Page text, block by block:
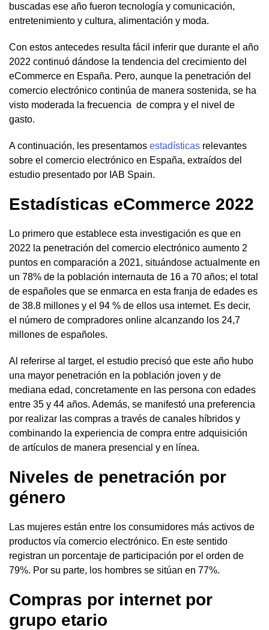
buscadas ese año fueron tecnología y comunicación,
entretenimiento y cultura, alimentación y moda.
Con estos antecedes resulta fácil inferir que durante el año
2022 continuó dándose la tendencia del crecimiento del
eCommerce en España. Pero, aunque la penetración del
comercio electrónico continúa de manera sostenida, se ha
visto moderada la frecuencia de compra y el nivel de
gasto.
A continuación, les presentamos estadísticas relevantes
sobre el comercio electrónico en España, extraídos del
estudio presentado por IAB Spain.
Estadísticas eCommerce 2022
Lo primero que establece esta investigación es que en
2022 la penetración del comercio electrónico aumento 2
puntos en comparación a 2021, situándose actualmente en
un 78% de la población internauta de 16 a 70 años; el total
de españoles que se enmarca en esta franja de edades es
de 38.8 millones y el 94 % de ellos usa internet. Es decir,
el número de compradores online alcanzando los 24,7
millones de españoles.
Al referirse al target, el estudio precisó que este año hubo
una mayor penetración en la población joven y de
mediana edad, concretamente en las persona con edades
entre 35 y 44 años. Además, se manifestó una preferencia
por realizar las compras a través de canales híbridos y
combinando la experiencia de compra entre adquisición
de artículos de manera presencial y en línea.
Niveles de penetración por
género
Las mujeres están entre los consumidores más activos de
productos vía comercio electrónico. En este sentido
registran un porcentaje de participación por el orden de
79%. Por su parte, los hombres se sitúan en 77%.
Compras por internet por
grupo etario